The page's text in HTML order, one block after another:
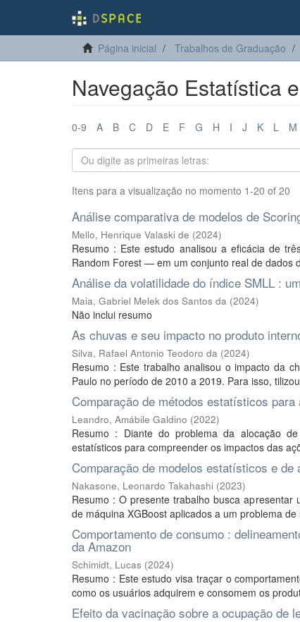
Página inicial Trabalhos de Graduação
Navegação Estatística
0-9 A B C D E F G H I J K L M
Itens para a visualização no momento 1-20 of 20
Análise comparativa de modelos de
Mello, Henrique Valaski de (2024)
Resumo : Este estudo analisou a eficácia de
Random Forest — em um conjunto real de dados
Análise da volatilidade do índice SMLL :
Maia, Gabriel Melek dos Santos da (2024)
Não inclui resumo
As chuvas e seu impacto no produto
Silva, Rafael Antonio Teodoro da (2024)
Resumo : Este trabalho analisou o impacto da
Paulo no período de 2010 a 2019. Para isso,
Comparação de métodos estatísticos
Leandro, Amábile Galdino (2022)
Resumo : Diante do problema da alocação
estatísticos para compreender os impactos das
Comparação de modelos estatísticos e
Nakasone, Leonardo Takahashi (2023)
Resumo : O presente trabalho busca
de máquina XGBoost aplicados a um problema
Comportamento de consumo :
da Amazon
Schimidt, Lucas (2024)
Resumo : Este estudo visa traçar o
como os usuários adquirem e consomem os
Efeito da vacinação sobre a ocupação de